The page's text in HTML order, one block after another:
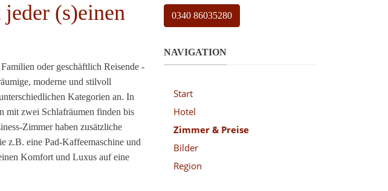
(s)einen
oder geschäftlich Reisende -
moderne und stilvoll
Kategorien an. In
mit zwei Schlafräumen finden bis
Zimmer haben zusätzliche
z.B. eine Pad-Kaffeemaschine und
Komfort und Luxus auf eine
0340 86035280
NAVIGATION
Start
Hotel
Zimmer & Preise
Bilder
Region